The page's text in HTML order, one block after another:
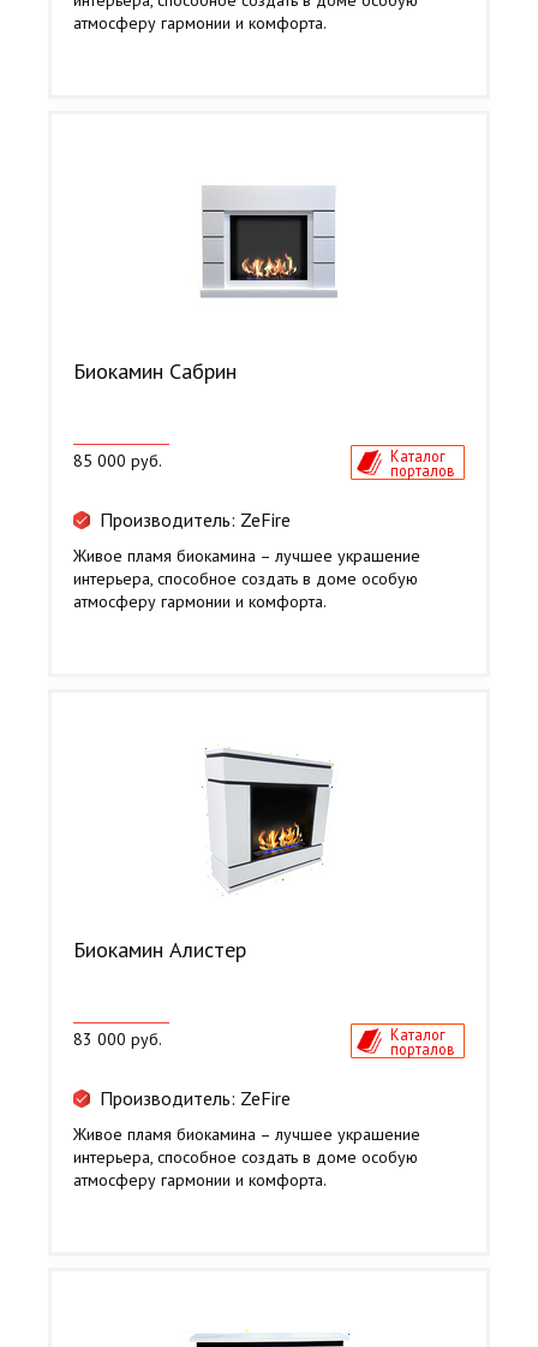
атмосферу гармонии и комфорта.
Биокамин Сабрин
85 000 руб. Каталог
порталов
Производитель: ZeFire
Живое пламя биокамина – лучшее украшение
интерьера, способное создать в доме особую
атмосферу гармонии и комфорта.
Биокамин Алистер
83 000 руб. Каталог
порталов
Производитель: ZeFire
Живое пламя биокамина – лучшее украшение
интерьера, способное создать в доме особую
атмосферу гармонии и комфорта.